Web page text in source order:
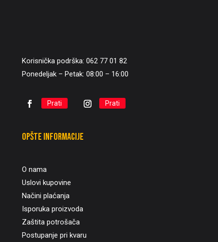
Korisnička podrška: 062 77 01 82
Ponedeljak – Petak: 08:00 – 16:00
Prati Prati
Opšte informacije
O nama
Uslovi kupovine
Načini plaćanja
Isporuka proizvoda
Zaštita potrošača
Postupanje pri kvaru